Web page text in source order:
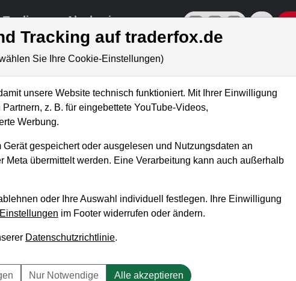
Trading Akademie offizielle Social Media-
Aktien-
mit hohen
Tracking auf traderfox.de
Sie Ihre Cookie-Einstellungen)
unsere Website technisch funktioniert. Mit Ihrer Einwilligung
z. B. für eingebettete YouTube-Videos,
Werbung.
gespeichert oder ausgelesen und Nutzungsdaten an
Meta übermittelt werden. Eine Verarbeitung kann auch außerhalb
oder Ihre Auswahl individuell festlegen. Ihre Einwilligung
im Footer widerrufen oder ändern.
Datenschutzrichtlinie.
Nur Notwendige Alle akzeptieren